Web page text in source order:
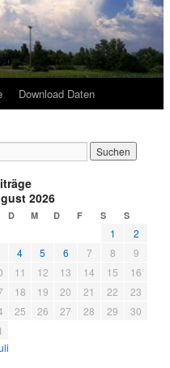
Download Daten
2026
D M D F S S
1
2
4 5 6 7 8
9
11 12 13 14 15
16
18 19 20 21 22
23
25 26 27 28 29
30